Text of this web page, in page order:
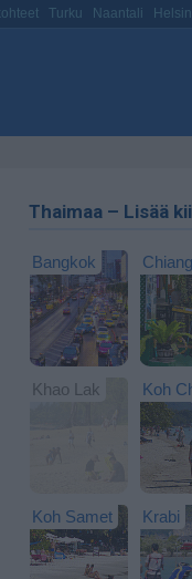
Turku Naantali
Thaimaa – Lisää
Bangkok
Khao Lak Koh
Koh Samet Krabi